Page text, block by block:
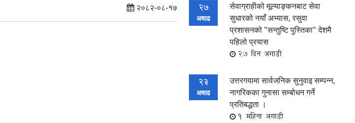
२०८२-०८-१७ 27
अषाढ
सेवाग्राहीको मूल्याङ्कनबाट सेवा
सुधारको नयाँ अभ्यास, रसुवा
प्रशासनको "सन्तुष्टि पुस्तिका" देशमै
पहिलो प्रयास
27 दिन अगाडी
23
अषाढ
उत्तरगयामा सार्वजनिक सुनुवाइ सम्पन्न,
नागरिकका गुनासा सम्बोधन गर्ने
प्रतिबद्धता ।
1 महिना अगाडी